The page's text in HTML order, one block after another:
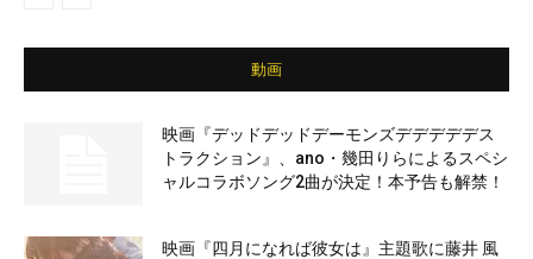
動画
映画『デッドデッドデーモンズデデデデデス
トラクション』、ano・幾田りらによるスペシ
ャルコラボソング2曲が決定！本予告も解禁！
映画『四月になれば彼女は』主題歌に藤井 風